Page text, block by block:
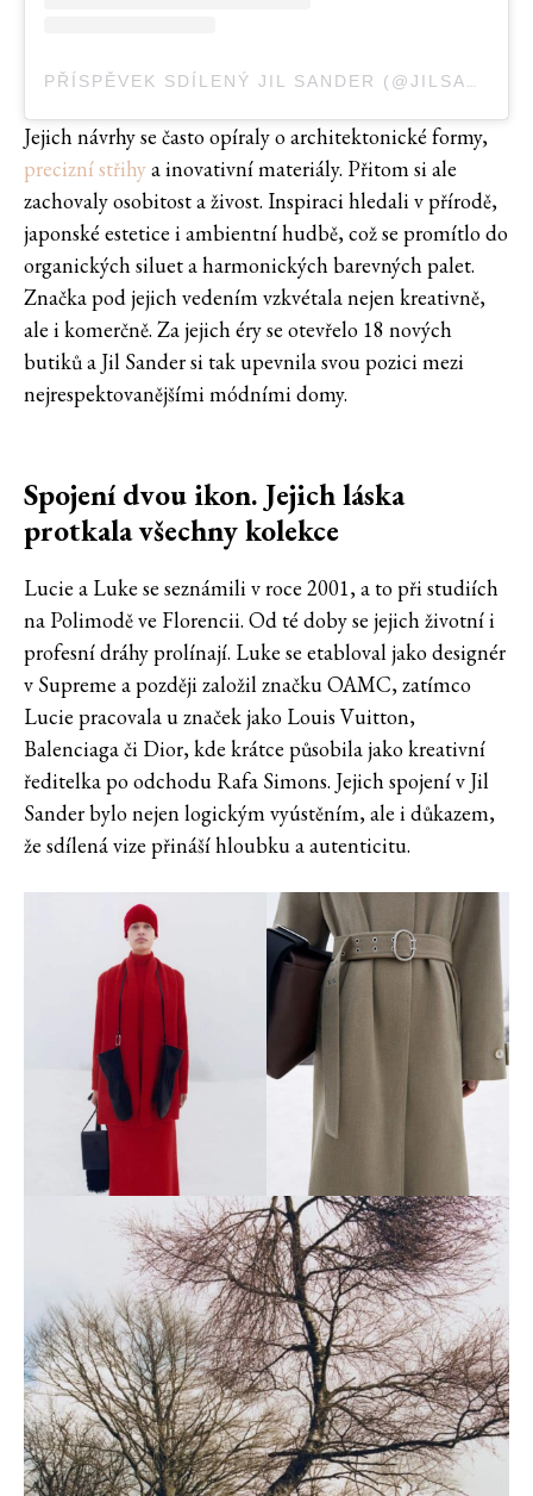
PŘÍSPĚVEK SDÍLENÝ JIL SANDER (@JILSANDER)
Jejich návrhy se často opíraly o architektonické formy,
precizní střihya inovativní materiály. Přitom si ale
zachovaly osobitost a živost. Inspiraci hledali v přírodě,
japonské estetice i ambientní hudbě, což se promítlo do
organických siluet a harmonických barevných palet.
Značka pod jejich vedením vzkvétala nejen kreativně,
ale i komerčně. Za jejich éry se otevřelo 18 nových
butiků a Jil Sander si tak upevnila svou pozici mezi
nejrespektovanějšími módními domy.
Spojení dvou ikon. Jejich láska
protkala všechny kolekce
Lucie a Luke se seznámili v roce 2001, a to při studiích
na Polimodě ve Florencii. Od té doby se jejich životní i
profesní dráhy prolínají. Luke se etabloval jako designér
v Supreme a později založil značku OAMC, zatímco
Lucie pracovala u značek jako Louis Vuitton,
Balenciaga či Dior, kde krátce působila jako kreativní
ředitelka po odchodu Rafa Simons. Jejich spojení v Jil
Sander bylo nejen logickým vyústěním, ale i důkazem,
že sdílená vize přináší hloubku a autenticitu.